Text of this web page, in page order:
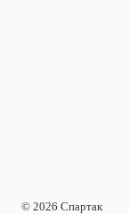
© 2026 Спартак